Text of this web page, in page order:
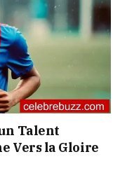
Talent
Vers la Gloire